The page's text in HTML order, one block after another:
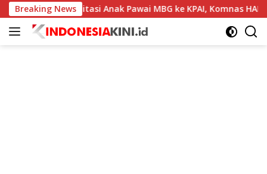
Langsung
ke
konten
Breaking News
Eksploitasi Anak Pawai MBG ke KPAI, Komnas HAM dan